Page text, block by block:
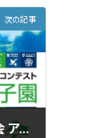
次の記事
SDGs QUEST みらい甲子園 神奈川大会 アクションアイデア募集！